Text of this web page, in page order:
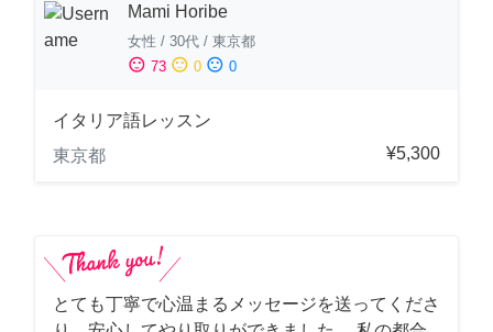
Mami Horibe
女性 / 30代 / 東京都
sentiment_satisfied 73 sentiment_neutral 0 sentiment_dissatisfied 0
イタリア語レッスン
東京都
¥5,300
とても丁寧で心温まるメッセージを送ってくださ